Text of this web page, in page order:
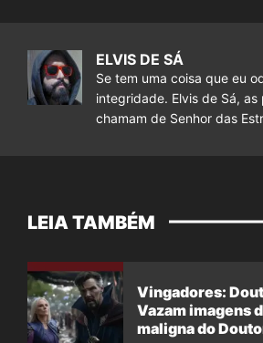
ELVIS DE SÁ
Se tem uma coisa que eu
integridade. Elvis de Sá, as
chamam de Senhor das
LEIA TAMBÉM
Vingadores:
Vazam imagens
maligna do